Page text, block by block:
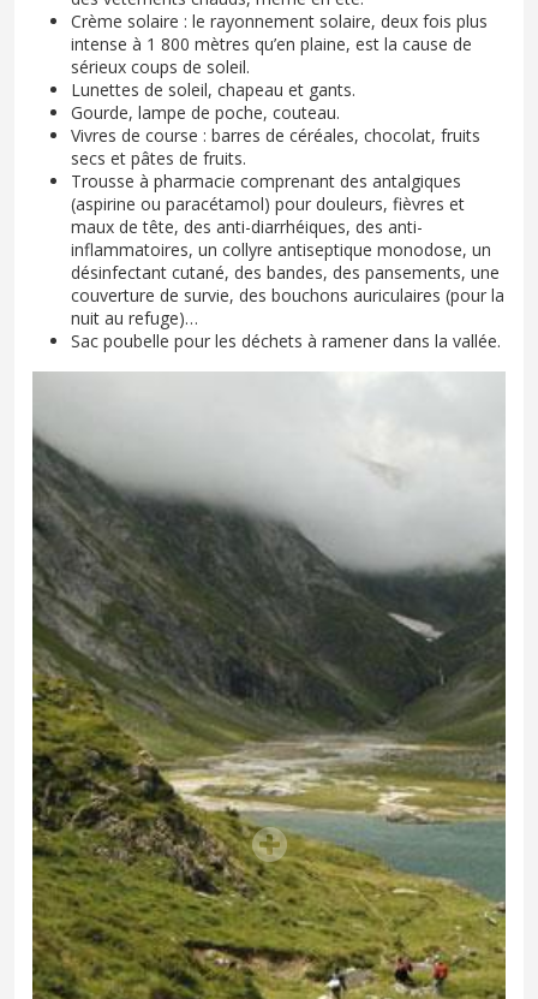
Crème solaire : le rayonnement solaire, deux fois plus
intense à 1 800 mètres qu’en plaine, est la cause de
sérieux coups de soleil.
Lunettes de soleil, chapeau et gants.
Gourde, lampe de poche, couteau.
Vivres de course : barres de céréales, chocolat, fruits
secs et pâtes de fruits.
Trousse à pharmacie comprenant des antalgiques
(aspirine ou paracétamol) pour douleurs, fièvres et
maux de tête, des anti-diarrhéiques, des anti-
inflammatoires, un collyre antiseptique monodose, un
désinfectant cutané, des bandes, des pansements, une
couverture de survie, des bouchons auriculaires (pour la
nuit au refuge)…
Sac poubelle pour les déchets à ramener dans la vallée.